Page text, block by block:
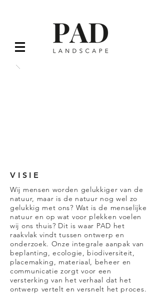
VISIE
Wij mensen worden gelukkiger van de
natuur, maar is de natuur nog wel zo
gelukkig met ons? Wat is de menselijke
natuur en op wat voor plekken voelen
wij ons thuis? Dit is waar PAD het
raakvlak vindt tussen ontwerp en
onderzoek. Onze integrale aanpak van
beplanting, ecologie, biodiversiteit,
placemaking, materiaal, beheer en
communicatie zorgt voor een
versterking van het verhaal dat het
ontwerp vertelt en versnelt het proces.